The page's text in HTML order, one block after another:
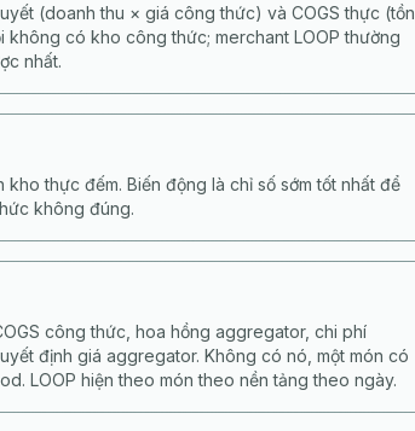
(doanh thu × giá công thức) và COGS thực (tồn
có kho công thức; merchant LOOP thường
nhất.
thực đếm. Biến động là chỉ số sớm tốt nhất để
không đúng.
công thức, hoa hồng aggregator, chi phí
định giá aggregator. Không có nó, một món có
LOOP hiện theo món theo nền tảng theo ngày.